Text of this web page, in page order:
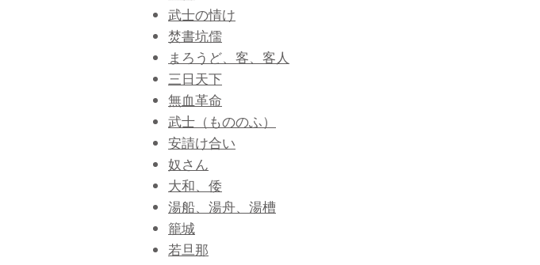
武士の情け
焚書坑儒
まろうど、客、客人
三日天下
無血革命
武士（もののふ）
安請け合い
奴さん
大和、倭
湯船、湯舟、湯槽
籠城
若旦那